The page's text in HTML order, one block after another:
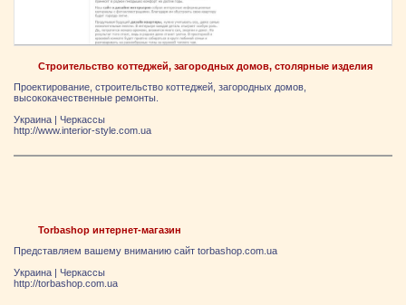
Строительство коттеджей, загородных домов, столярные изделия
Проектирование, строительство коттеджей, загородных домов,
высококачественные ремонты.
Украина
Черкассы
http://www.interior-style.com.ua
Torbashop интернет-магазин
Представляем вашему вниманию сайт torbashop.com.ua
Украина
Черкассы
http://torbashop.com.ua